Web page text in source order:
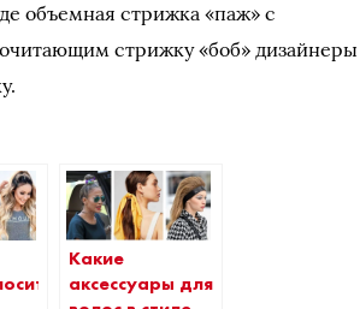
объемная стрижка «паж» с
стрижку «боб» дизайнеры
Какие
аксессуары для